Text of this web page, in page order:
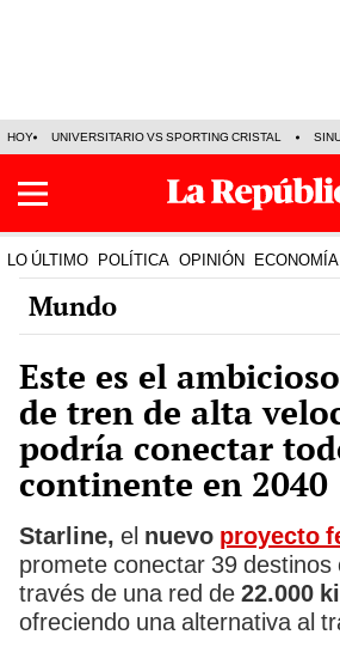
HOY UNIVERSITARIO VS SPORTING CRISTAL
LO ÚLTIMO POLÍTICA OPINIÓN ECONOMÍA
Mundo
Este es el
de tren de alta
podría conectar
continente en 2040
Starline, el nuevo proyecto
promete conectar 39 destinos
través de una red de 22.000
ofreciendo una alternativa al